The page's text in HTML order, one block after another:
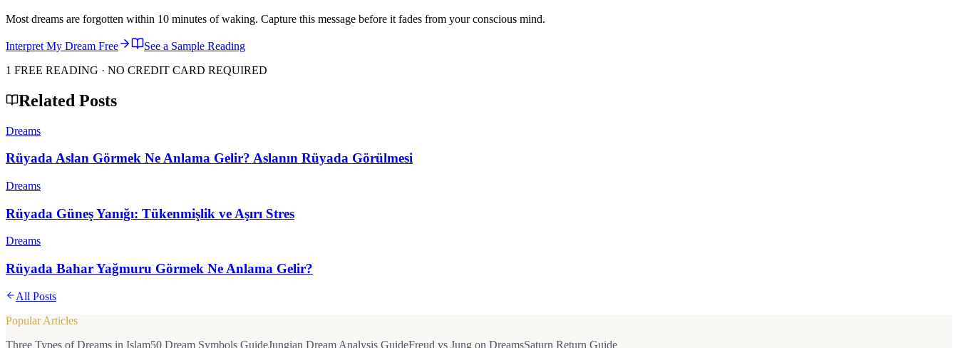
Most dreams are forgotten within 10 minutes of waking. Capture this message before it fades from your conscious mind.
Interpret My Dream Free
See a Sample Reading
1 FREE READING · NO CREDIT CARD REQUIRED
Related Posts
Dreams
Rüyada Aslan Görmek Ne Anlama Gelir? Aslanın Rüyada Görülmesi
Dreams
Rüyada Güneş Yanığı: Tükenmişlik ve Aşırı Stres
Dreams
Rüyada Bahar Yağmuru Görmek Ne Anlama Gelir?
All Posts
Popular Articles
Three Types of Dreams in Islam50 Dream Symbols GuideJungian Dream Analysis GuideFreud vs Jung on DreamsSaturn Return Guide